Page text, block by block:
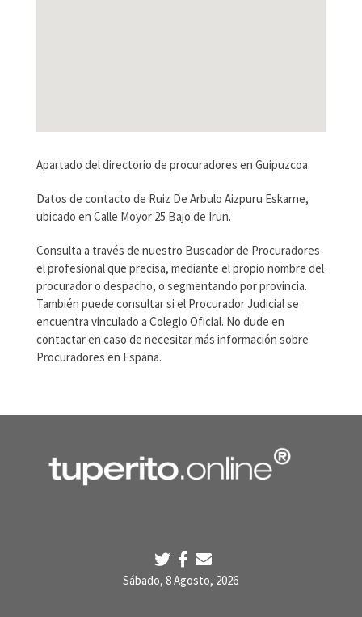
Apartado del directorio de procuradores en Guipuzcoa.
Datos de contacto de Ruiz De Arbulo Aizpuru Eskarne,
ubicado en Calle Moyor 25 Bajo de Irun.
Consulta a través de nuestro Buscador de Procuradores
el profesional que precisa, mediante el propio nombre del
procurador o despacho, o segmentando por provincia.
También puede consultar si el Procurador Judicial se
encuentra vinculado a Colegio Oficial. No dude en
contactar en caso de necesitar más información sobre
Procuradores en España.
Sábado, 8 Agosto, 2026